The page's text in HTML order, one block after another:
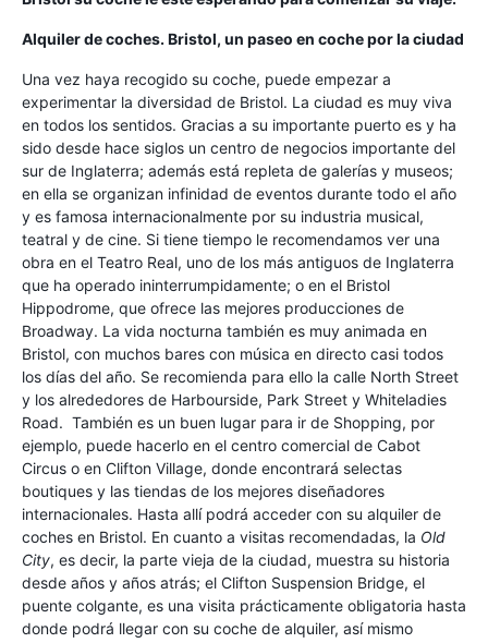
Alquiler de coches. Bristol, un paseo en coche por la ciudad
Una vez haya recogido su coche, puede empezar a
experimentar la diversidad de Bristol. La ciudad es muy viva
en todos los sentidos. Gracias a su importante puerto es y ha
sido desde hace siglos un centro de negocios importante del
sur de Inglaterra; además está repleta de galerías y museos;
en ella se organizan infinidad de eventos durante todo el año
y es famosa internacionalmente por su industria musical,
teatral y de cine. Si tiene tiempo le recomendamos ver una
obra en el Teatro Real, uno de los más antiguos de Inglaterra
que ha operado ininterrumpidamente; o en el Bristol
Hippodrome, que ofrece las mejores producciones de
Broadway. La vida nocturna también es muy animada en
Bristol, con muchos bares con música en directo casi todos
los días del año. Se recomienda para ello la calle North Street
y los alrededores de Harbourside, Park Street y Whiteladies
Road. También es un buen lugar para ir de Shopping, por
ejemplo, puede hacerlo en el centro comercial de Cabot
Circus o en Clifton Village, donde encontrará selectas
boutiques y las tiendas de los mejores diseñadores
internacionales. Hasta allí podrá acceder con su alquiler de
coches en Bristol. En cuanto a visitas recomendadas, la Old
City, es decir, la parte vieja de la ciudad, muestra su historia
desde años y años atrás; el Clifton Suspension Bridge, el
puente colgante, es una visita prácticamente obligatoria hasta
donde podrá llegar con su coche de alquiler, así mismo